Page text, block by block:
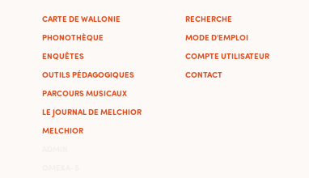
CARTE DE WALLONIE
PHONOTHÈQUE
ENQUÊTES
OUTILS PÉDAGOGIQUES
PARCOURS MUSICAUX
LE JOURNAL DE MELCHIOR
MELCHIOR
RECHERCHE
MODE D'EMPLOI
COMPTE UTILISATEUR
CONTACT